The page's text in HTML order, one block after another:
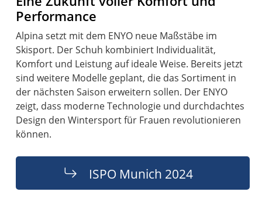
Performance
Alpina setzt mit dem ENYO neue Maßstäbe im
Skisport. Der Schuh kombiniert Individualität,
Komfort und Leistung auf ideale Weise. Bereits jetzt
sind weitere Modelle geplant, die das Sortiment in
der nächsten Saison erweitern sollen. Der ENYO
zeigt, dass moderne Technologie und durchdachtes
Design den Wintersport für Frauen revolutionieren
können.
ISPO Munich 2024